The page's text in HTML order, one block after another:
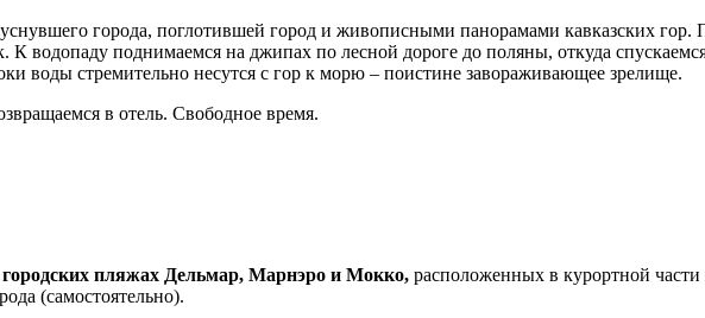
города, поглотившей город и живописными панорамами кавказских гор.
водопаду поднимаемся на джипах по лесной дороге до поляны, откуда
воды стремительно несутся с гор к морю – поистине завораживающее зрелище.
в отель. Свободное время.
пляжах Дельмар, Марнэро и Мокко, расположенных в курортной
(самостоятельно).